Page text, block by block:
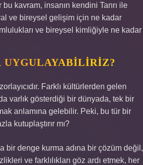
kavram, insanın kendini Tanrı ile
ve bireysel gelişim için ne kadar
ve bireysel kimliğiyle ne kadar
UYGULAYABILIRIZ?
Farklı kültürlerden gelen
varlık gösterdiği bir dünyada, tek bir
anlamına gelebilir. Peki, bu tür bir
kutuplaştırır mı?
bir denge kurma adına bir çözüm değil,
ve farklılıkları göz ardı etmek, her